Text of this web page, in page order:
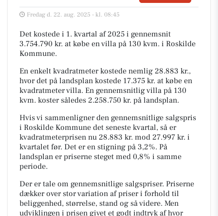
Fredag d. 22. aug. 2025 - kl. 08:45
Det kostede i 1. kvartal af 2025 i gennemsnit
3.754.790 kr. at købe en villa på 130 kvm. i Roskilde
Kommune.
En enkelt kvadratmeter kostede nemlig 28.883 kr.,
hvor det på landsplan kostede 17.375 kr. at købe en
kvadratmeter villa. En gennemsnitlig villa på 130
kvm. koster således 2.258.750 kr. på landsplan.
Hvis vi sammenligner den gennemsnitlige salgspris
i Roskilde Kommune det seneste kvartal, så er
kvadratmeterprisen nu 28.883 kr. mod 27.997 kr. i
kvartalet før. Det er en stigning på 3,2%. På
landsplan er priserne steget med 0,8% i samme
periode.
Der er tale om gennemsnitlige salgspriser. Priserne
dækker over stor variation af priser i forhold til
beliggenhed, størrelse, stand og så videre. Men
udviklingen i prisen givet et godt indtryk af hvor